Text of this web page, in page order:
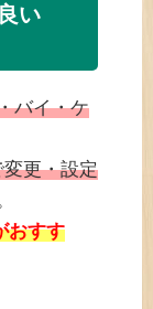
い
バイ・ケ
更・設定
おすす